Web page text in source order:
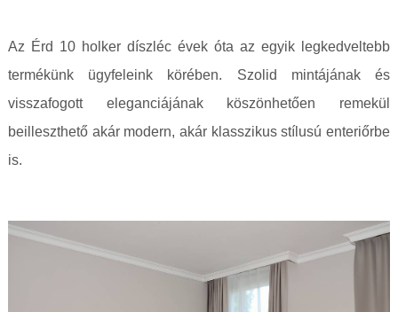
Az Érd 10 holker díszléc évek óta az egyik legkedveltebb
termékünk ügyfeleink körében. Szolid mintájának és
visszafogott eleganciájának köszönhetően remekül
beilleszthető akár modern, akár klasszikus stílusú enteriőrbe
is.